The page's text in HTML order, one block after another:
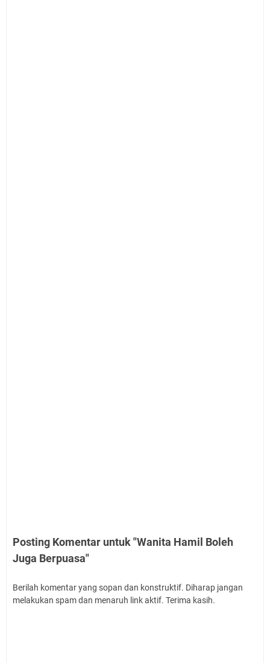
Posting Komentar untuk "Wanita Hamil Boleh
Juga Berpuasa"
Berilah komentar yang sopan dan konstruktif. Diharap jangan
melakukan spam dan menaruh link aktif. Terima kasih.